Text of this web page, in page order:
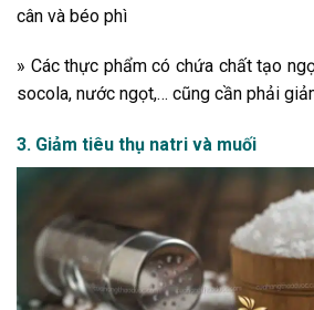
cân và béo phì
» Các thực phẩm có chứa chất tạo
socola, nước ngọt,… cũng cần phải
3. Giảm tiêu thụ natri và muối